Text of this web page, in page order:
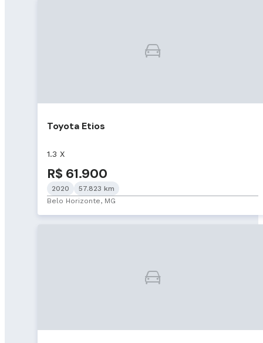
Toyota Etios
1.3 X
R$ 61.900
2020
57.823 km
Belo Horizonte, MG